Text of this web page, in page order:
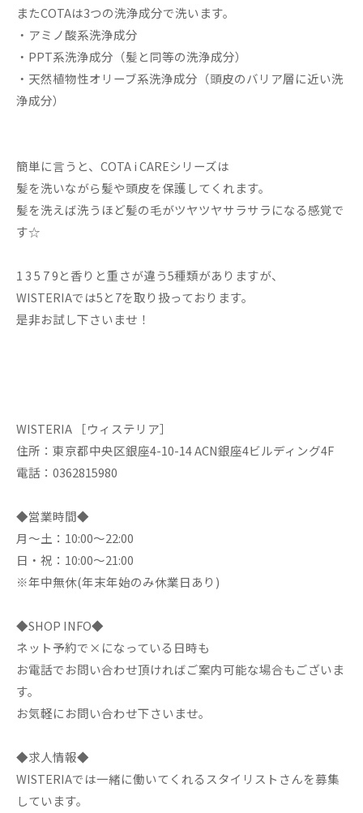
またCOTAは3つの洗浄成分で洗います。
・アミノ酸系洗浄成分
・PPT系洗浄成分（髪と同等の洗浄成分）
・天然植物性オリーブ系洗浄成分（頭皮のバリア層に近い洗
浄成分）
簡単に言うと、COTA i CAREシリーズは
髪を洗いながら髪や頭皮を保護してくれます。
髪を洗えば洗うほど髪の毛がツヤツヤサラサラになる感覚で
す☆
1 3 5 7 9と香りと重さが違う5種類がありますが、
WISTERIAでは5と7を取り扱っております。
是非お試し下さいませ！
WISTERIA ［ウィステリア］
住所：東京都中央区銀座4-10-14 ACN銀座4ビルディング4F
電話：0362815980
◆営業時間◆
月～土：10:00～22:00
日・祝：10:00～21:00
※年中無休(年末年始のみ休業日あり)
◆SHOP INFO◆
ネット予約で×になっている日時も
お電話でお問い合わせ頂ければご案内可能な場合もございま
す。
お気軽にお問い合わせ下さいませ。
◆求人情報◆
WISTERIAでは一緒に働いてくれるスタイリストさんを募集
しています。